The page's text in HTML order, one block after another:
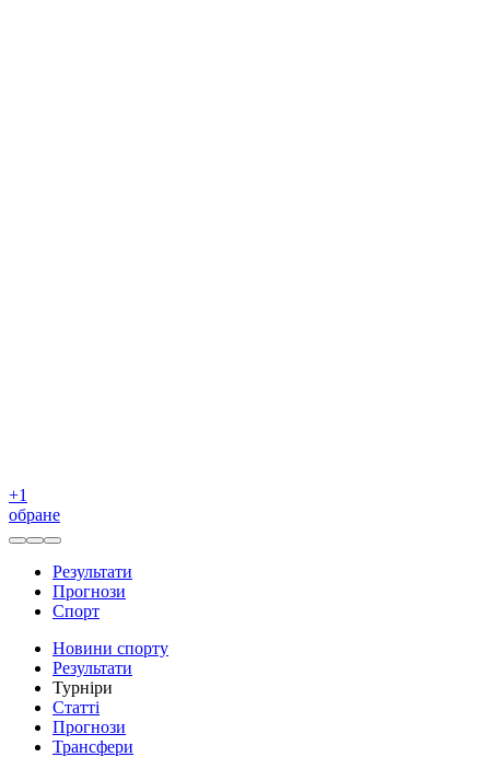
+1
обране
Результати
Прогнози
Спорт
Новини спорту
Результати
Турніри
Статті
Прогнози
Трансфери